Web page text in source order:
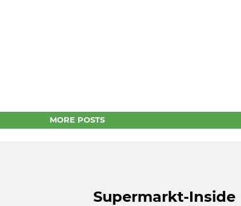
MORE POSTS
Supermarkt-Inside